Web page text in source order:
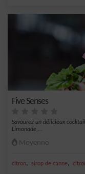
Five Senses
Savourez un délicieux
Limonade,...
Moyenne
citron, sirop de canne,